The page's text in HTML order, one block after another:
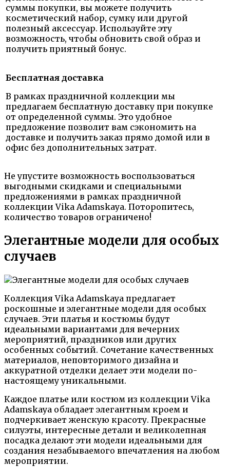
суммы покупки, вы можете получить
косметический набор, сумку или другой
полезный аксессуар. Используйте эту
возможность, чтобы обновить свой образ и
получить приятный бонус.
Бесплатная доставка
В рамках праздничной коллекции мы
предлагаем бесплатную доставку при покупке
от определенной суммы. Это удобное
предложение позволит вам сэкономить на
доставке и получить заказ прямо домой или в
офис без дополнительных затрат.
Не упустите возможность воспользоваться
выгодными скидками и специальными
предложениями в рамках праздничной
коллекции Vika Adamskaya. Поторопитесь,
количество товаров ограничено!
Элегантные модели для особых
случаев
Коллекция Vika Adamskaya предлагает
роскошные и элегантные модели для особых
случаев. Эти платья и костюмы будут
идеальными вариантами для вечерних
мероприятий, праздников или других
особенных событий. Сочетание качественных
материалов, неповторимого дизайна и
аккуратной отделки делает эти модели по-
настоящему уникальными.
Каждое платье или костюм из коллекции Vika
Adamskaya обладает элегантным кроем и
подчеркивает женскую красоту. Прекрасные
силуэты, интересные детали и великолепная
посадка делают эти модели идеальными для
создания незабываемого впечатления на любом
мероприятии.